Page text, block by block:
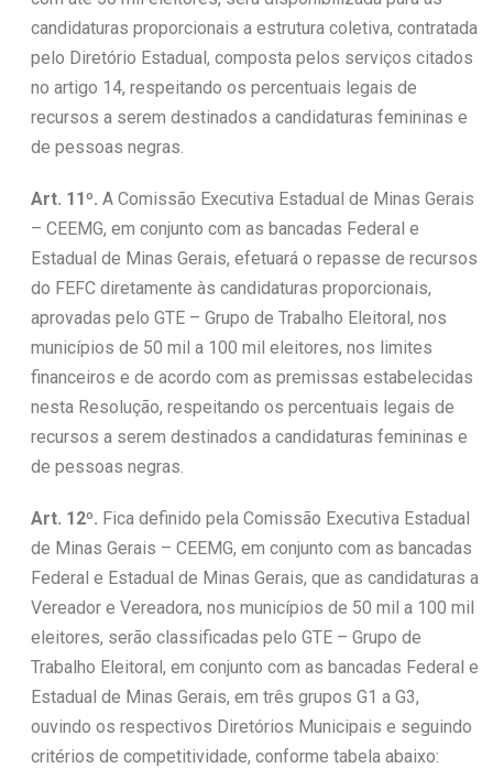
candidaturas proporcionais a estrutura coletiva, contratada
pelo Diretório Estadual, composta pelos serviços citados
no artigo 14, respeitando os percentuais legais de
recursos a serem destinados a candidaturas femininas e
de pessoas negras.
Art. 11º. A Comissão Executiva Estadual de Minas Gerais
– CEEMG, em conjunto com as bancadas Federal e
Estadual de Minas Gerais, efetuará o repasse de recursos
do FEFC diretamente às candidaturas proporcionais,
aprovadas pelo GTE – Grupo de Trabalho Eleitoral, nos
municípios de 50 mil a 100 mil eleitores, nos limites
financeiros e de acordo com as premissas estabelecidas
nesta Resolução, respeitando os percentuais legais de
recursos a serem destinados a candidaturas femininas e
de pessoas negras.
Art. 12º. Fica definido pela Comissão Executiva Estadual
de Minas Gerais – CEEMG, em conjunto com as bancadas
Federal e Estadual de Minas Gerais, que as candidaturas a
Vereador e Vereadora, nos municípios de 50 mil a 100 mil
eleitores, serão classificadas pelo GTE – Grupo de
Trabalho Eleitoral, em conjunto com as bancadas Federal e
Estadual de Minas Gerais, em três grupos G1 a G3,
ouvindo os respectivos Diretórios Municipais e seguindo
critérios de competitividade, conforme tabela abaixo: